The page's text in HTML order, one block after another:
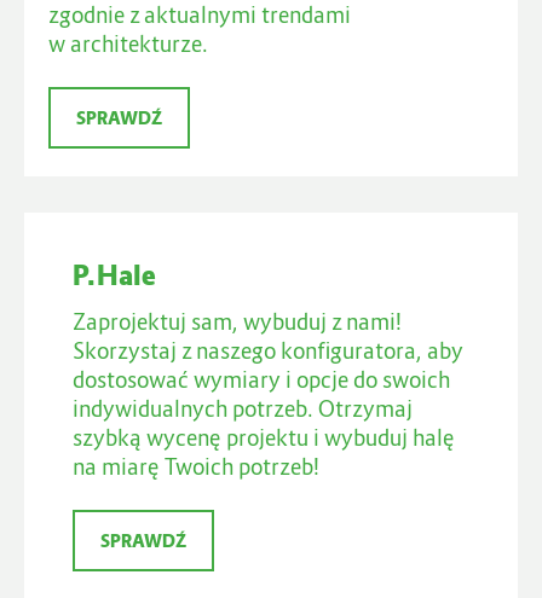
zgodnie z aktualnymi trendami
w architekturze.
SPRAWDŹSPRAWDŹ
P.Hale
Zaprojektuj sam, wybuduj z nami!
Skorzystaj z naszego konfiguratora, aby
dostosować wymiary i opcje do swoich
indywidualnych potrzeb. Otrzymaj
szybką wycenę projektu i wybuduj halę
na miarę Twoich potrzeb!
SPRAWDŹSPRAWDŹ